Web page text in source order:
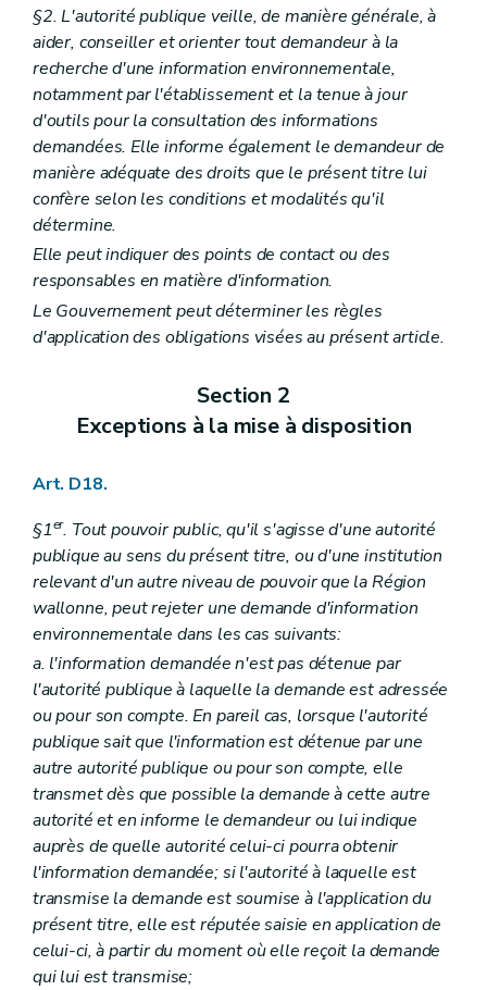
§2. L'autorité publique veille, de manière générale, à
aider, conseiller et orienter tout demandeur à la
recherche d'une information environnementale,
notamment par l'établissement et la tenue à jour
d'outils pour la consultation des informations
demandées. Elle informe également le demandeur de
manière adéquate des droits que le présent titre lui
confère selon les conditions et modalités qu'il
détermine.
Elle peut indiquer des points de contact ou des
responsables en matière d'information.
Le Gouvernement peut déterminer les règles
d'application des obligations visées au présent article.
Section 2
Exceptions à la mise à disposition
Art. D18.
§1er. Tout pouvoir public, qu'il s'agisse d'une autorité
publique au sens du présent titre, ou d'une institution
relevant d'un autre niveau de pouvoir que la Région
wallonne, peut rejeter une demande d'information
environnementale dans les cas suivants:
a. l'information demandée n'est pas détenue par
l'autorité publique à laquelle la demande est adressée
ou pour son compte. En pareil cas, lorsque l'autorité
publique sait que l'information est détenue par une
autre autorité publique ou pour son compte, elle
transmet dès que possible la demande à cette autre
autorité et en informe le demandeur ou lui indique
auprès de quelle autorité celui-ci pourra obtenir
l'information demandée; si l'autorité à laquelle est
transmise la demande est soumise à l'application du
présent titre, elle est réputée saisie en application de
celui-ci, à partir du moment où elle reçoit la demande
qui lui est transmise;